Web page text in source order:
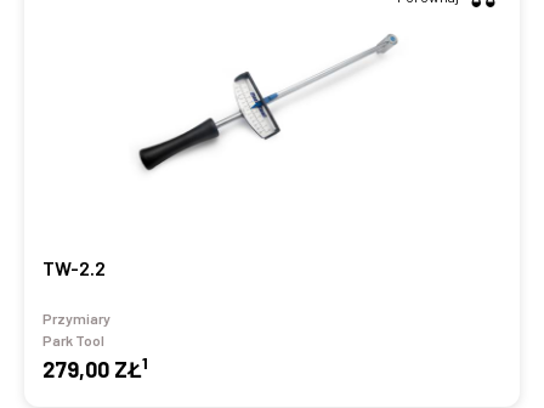
TW-2.2
Przymiary
Park Tool
279,00 ZŁ1